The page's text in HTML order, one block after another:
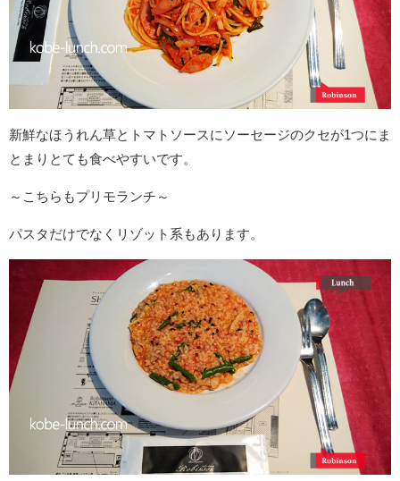
新鮮なほうれん草とトマトソースにソーセージのクセが1つにま
とまりとても食べやすいです。
～こちらもプリモランチ～
パスタだけでなくリゾット系もあります。